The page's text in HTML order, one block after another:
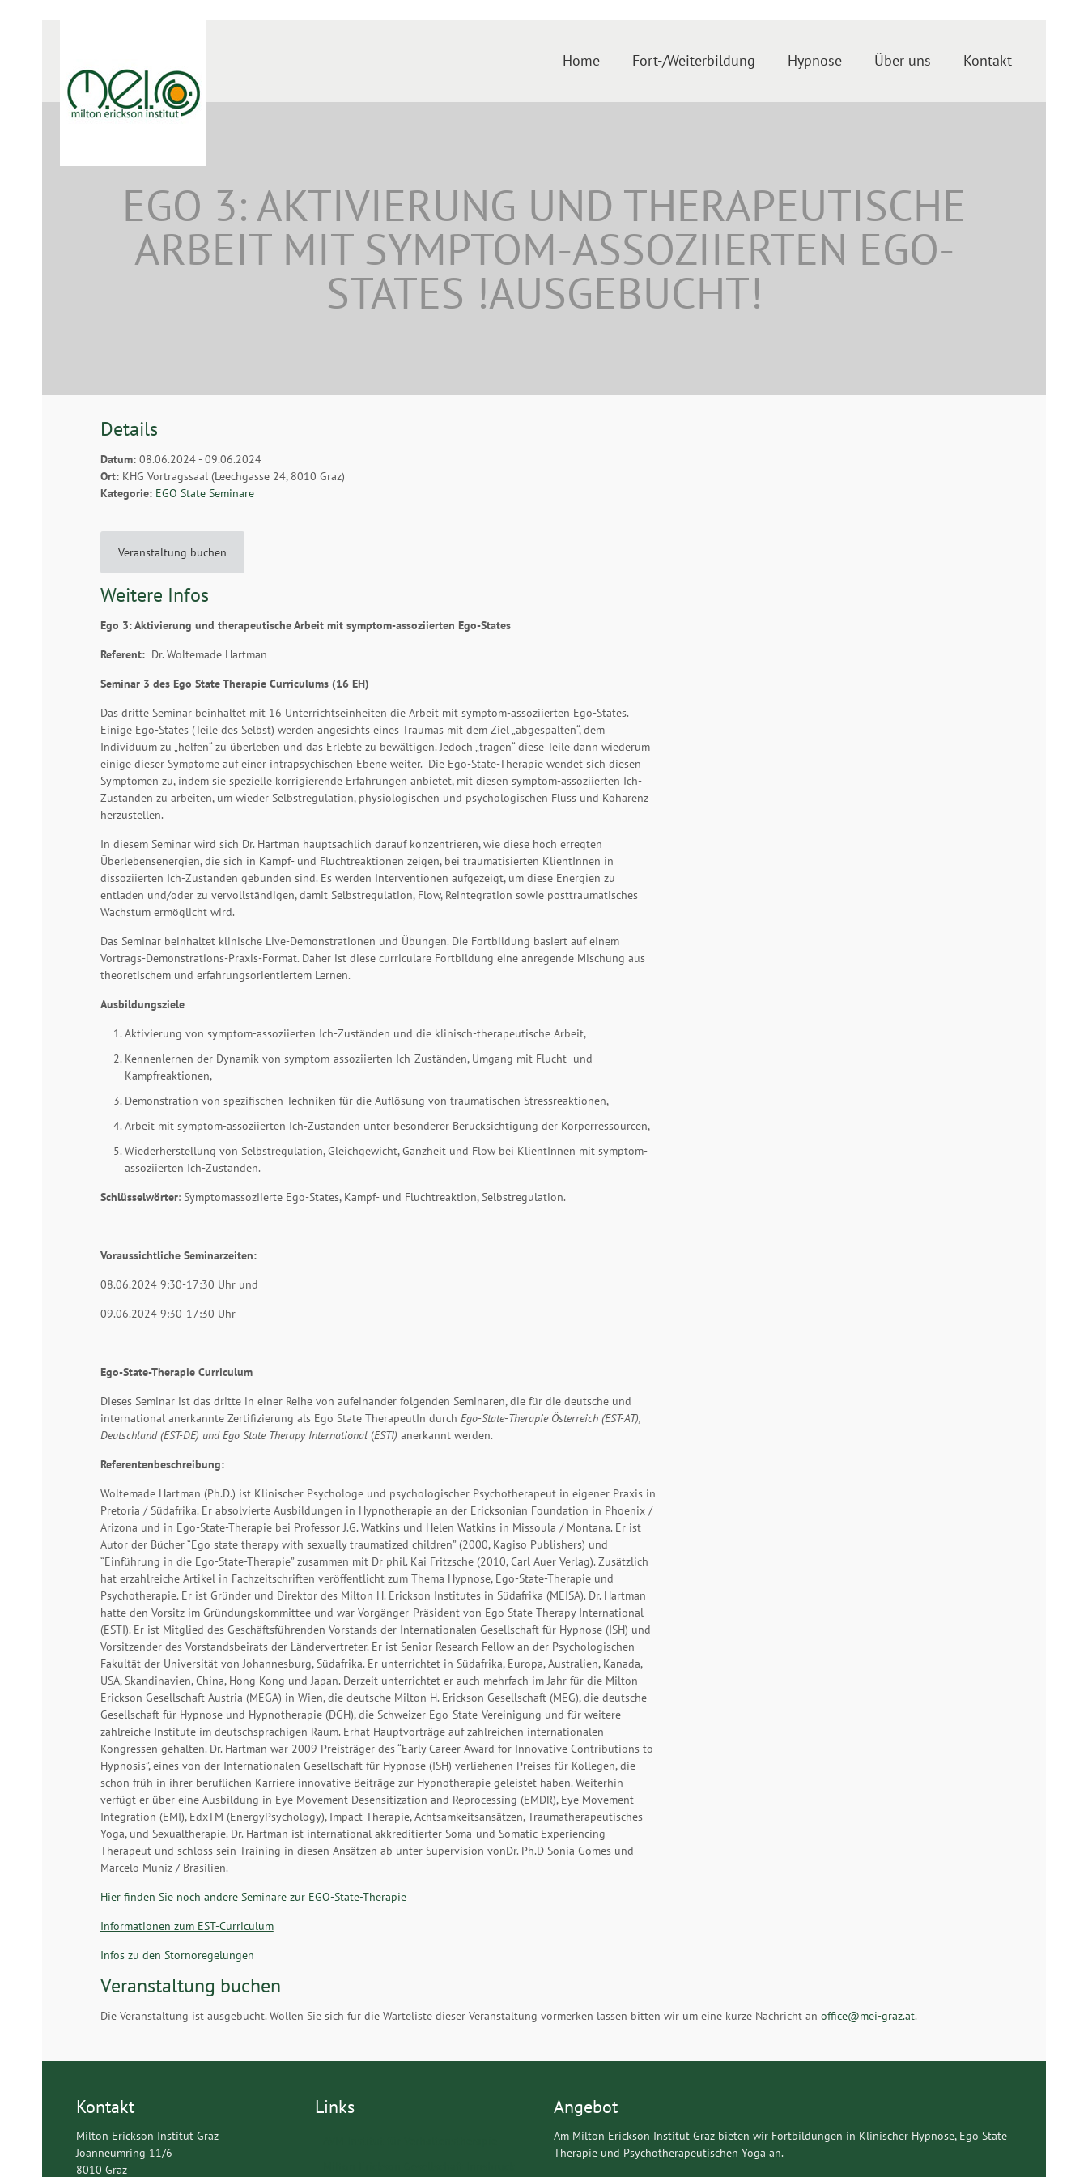
Home Fort-/Weiterbildung Hypnose Über uns Kontakt
EGO 3: AKTIVIERUNG UND THERAPEUTISCHE
ARBEIT MIT SYMPTOM-ASSOZIIERTEN EGO-
STATES !AUSGEBUCHT!
Details
Datum:08.06.2024 - 09.06.2024
Ort:KHG Vortragssaal (Leechgasse 24, 8010 Graz)
Kategorie: EGO State Seminare
Veranstaltung buchen
Weitere Infos
Ego 3: Aktivierung und therapeutische Arbeit mit symptom-assoziierten Ego-States
Referent: Dr. Woltemade Hartman
Seminar 3 des Ego State Therapie Curriculums (16 EH)
Das dritte Seminar beinhaltet mit 16 Unterrichtseinheiten die Arbeit mit symptom-assoziierten Ego-States.
Einige Ego-States (Teile des Selbst) werden angesichts eines Traumas mit dem Ziel „abgespalten“, dem
Individuum zu „helfen“ zu überleben und das Erlebte zu bewältigen. Jedoch „tragen“ diese Teile dann wiederum
einige dieser Symptome auf einer intrapsychischen Ebene weiter. Die Ego-State-Therapie wendet sich diesen
Symptomen zu, indem sie spezielle korrigierende Erfahrungen anbietet, mit diesen symptom-assoziierten Ich-
Zuständen zu arbeiten, um wieder Selbstregulation, physiologischen und psychologischen Fluss und Kohärenz
herzustellen.
In diesem Seminar wird sich Dr. Hartman hauptsächlich darauf konzentrieren, wie diese hoch erregten
Überlebensenergien, die sich in Kampf- und Fluchtreaktionen zeigen, bei traumatisierten KlientInnen in
dissoziierten Ich-Zuständen gebunden sind. Es werden Interventionen aufgezeigt, um diese Energien zu
entladen und/oder zu vervollständigen, damit Selbstregulation, Flow, Reintegration sowie posttraumatisches
Wachstum ermöglicht wird.
Das Seminar beinhaltet klinische Live-Demonstrationen und Übungen. Die Fortbildung basiert auf einem
Vortrags-Demonstrations-Praxis-Format. Daher ist diese curriculare Fortbildung eine anregende Mischung aus
theoretischem und erfahrungsorientiertem Lernen.
Ausbildungsziele
Aktivierung von symptom-assoziierten Ich-Zuständen und die klinisch-therapeutische Arbeit,
Kennenlernen der Dynamik von symptom-assoziierten Ich-Zuständen, Umgang mit Flucht- und
Kampfreaktionen,
Demonstration von spezifischen Techniken für die Auflösung von traumatischen Stressreaktionen,
Arbeit mit symptom-assoziierten Ich-Zuständen unter besonderer Berücksichtigung der Körperressourcen,
Wiederherstellung von Selbstregulation, Gleichgewicht, Ganzheit und Flow bei KlientInnen mit symptom-
assoziierten Ich-Zuständen.
Schlüsselwörter: Symptomassoziierte Ego-States, Kampf- und Fluchtreaktion, Selbstregulation.
Voraussichtliche Seminarzeiten:
08.06.2024 9:30-17:30 Uhr und
09.06.2024 9:30-17:30 Uhr
Ego-State-Therapie Curriculum
Dieses Seminar ist das dritte in einer Reihe von aufeinander folgenden Seminaren, die für die deutsche und
international anerkannte Zertifizierung als Ego State TherapeutIn durch Ego-State-Therapie Österreich (EST-AT),
Deutschland (EST-DE) und Ego State Therapy International (ESTI) anerkannt werden.
Referentenbeschreibung:
Woltemade Hartman (Ph.D.) ist Klinischer Psychologe und psychologischer Psychotherapeut in eigener Praxis in
Pretoria / Südafrika. Er absolvierte Ausbildungen in Hypnotherapie an der Ericksonian Foundation in Phoenix /
Arizona und in Ego-State-Therapie bei Professor J.G. Watkins und Helen Watkins in Missoula / Montana. Er ist
Autor der Bücher “Ego state therapy with sexually traumatized children” (2000, Kagiso Publishers) und
“Einführung in die Ego-State-Therapie” zusammen mit Dr phil. Kai Fritzsche (2010, Carl Auer Verlag). Zusätzlich
hat erzahlreiche Artikel in Fachzeitschriften veröffentlicht zum Thema Hypnose, Ego-State-Therapie und
Psychotherapie. Er ist Gründer und Direktor des Milton H. Erickson Institutes in Südafrika (MEISA). Dr. Hartman
hatte den Vorsitz im Gründungskommittee und war Vorgänger-Präsident von Ego State Therapy International
(ESTI). Er ist Mitglied des Geschäftsführenden Vorstands der Internationalen Gesellschaft für Hypnose (ISH) und
Vorsitzender des Vorstandsbeirats der Ländervertreter. Er ist Senior Research Fellow an der Psychologischen
Fakultät der Universität von Johannesburg, Südafrika. Er unterrichtet in Südafrika, Europa, Australien, Kanada,
USA, Skandinavien, China, Hong Kong und Japan. Derzeit unterrichtet er auch mehrfach im Jahr für die Milton
Erickson Gesellschaft Austria (MEGA) in Wien, die deutsche Milton H. Erickson Gesellschaft (MEG), die deutsche
Gesellschaft für Hypnose und Hypnotherapie (DGH), die Schweizer Ego-State-Vereinigung und für weitere
zahlreiche Institute im deutschsprachigen Raum. Erhat Hauptvorträge auf zahlreichen internationalen
Kongressen gehalten. Dr. Hartman war 2009 Preisträger des “Early Career Award for Innovative Contributions to
Hypnosis”, eines von der Internationalen Gesellschaft für Hypnose (ISH) verliehenen Preises für Kollegen, die
schon früh in ihrer beruflichen Karriere innovative Beiträge zur Hypnotherapie geleistet haben. Weiterhin
verfügt er über eine Ausbildung in Eye Movement Desensitization and Reprocessing (EMDR), Eye Movement
Integration (EMI), EdxTM (EnergyPsychology), Impact Therapie, Achtsamkeitsansätzen, Traumatherapeutisches
Yoga, und Sexualtherapie. Dr. Hartman ist international akkreditierter Soma-und Somatic-Experiencing-
Therapeut und schloss sein Training in diesen Ansätzen ab unter Supervision vonDr. Ph.D Sonia Gomes und
Marcelo Muniz / Brasilien.
Hier finden Sie noch andere Seminare zur EGO-State-Therapie
Informationen zum EST-Curriculum
Infos zu den Stornoregelungen
Veranstaltung buchen
Die Veranstaltung ist ausgebucht. Wollen Sie sich für die Warteliste dieser Veranstaltung vormerken lassen bitten wir um eine kurze Nachricht an office@mei-graz.at.
Kontakt
Milton Erickson Institut Graz
Joanneumring 11/6
8010 Graz
Links Angebot
Am Milton Erickson Institut Graz bieten wir Fortbildungen in Klinischer Hypnose, Ego State
Therapie und Psychotherapeutischen Yoga an.